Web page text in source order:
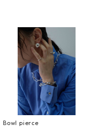
Bowl pierce